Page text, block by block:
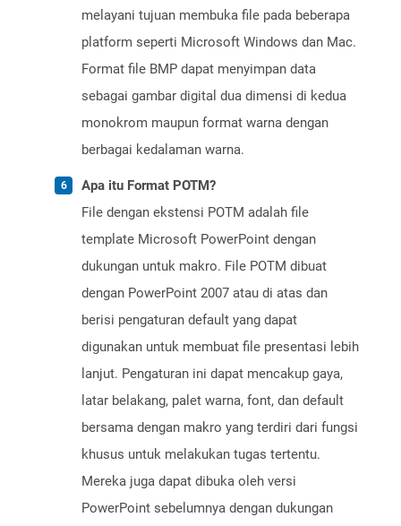
melayani tujuan membuka file pada beberapa
platform seperti Microsoft Windows dan Mac.
Format file BMP dapat menyimpan data
sebagai gambar digital dua dimensi di kedua
monokrom maupun format warna dengan
berbagai kedalaman warna.
Apa itu Format POTM?
File dengan ekstensi POTM adalah file
template Microsoft PowerPoint dengan
dukungan untuk makro. File POTM dibuat
dengan PowerPoint 2007 atau di atas dan
berisi pengaturan default yang dapat
digunakan untuk membuat file presentasi lebih
lanjut. Pengaturan ini dapat mencakup gaya,
latar belakang, palet warna, font, dan default
bersama dengan makro yang terdiri dari fungsi
khusus untuk melakukan tugas tertentu.
Mereka juga dapat dibuka oleh versi
PowerPoint sebelumnya dengan dukungan